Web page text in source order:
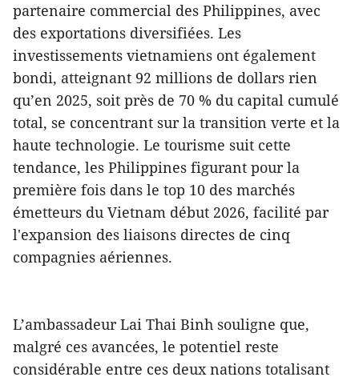
partenaire commercial des Philippines, avec
des exportations diversifiées. Les
investissements vietnamiens ont également
bondi, atteignant 92 millions de dollars rien
qu’en 2025, soit près de 70 % du capital cumulé
total, se concentrant sur la transition verte et la
haute technologie. Le tourisme suit cette
tendance, les Philippines figurant pour la
première fois dans le top 10 des marchés
émetteurs du Vietnam début 2026, facilité par
l'expansion des liaisons directes de cinq
compagnies aériennes.
L’ambassadeur Lai Thai Binh souligne que,
malgré ces avancées, le potentiel reste
considérable entre ces deux nations totalisant